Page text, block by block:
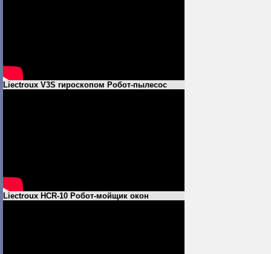
Liectroux V3S гироскопом Робот-пылесос
Liectroux HCR-10 Робот-мойщик окон